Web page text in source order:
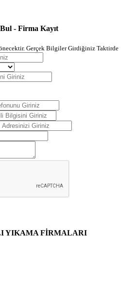
- Firma Kayıt
Gerçek Bilgiler Girdiğiniz Taktirde
YIKAMA FİRMALARI